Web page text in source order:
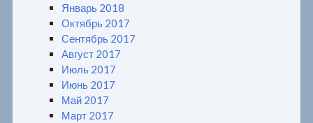
Январь 2018
Октябрь 2017
Сентябрь 2017
Август 2017
Июль 2017
Июнь 2017
Май 2017
Март 2017